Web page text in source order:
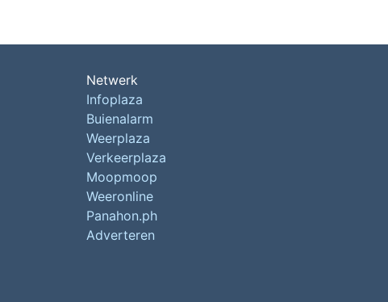
Netwerk
Infoplaza
Buienalarm
Weerplaza
Verkeerplaza
Moopmoop
Weeronline
Panahon.ph
Adverteren